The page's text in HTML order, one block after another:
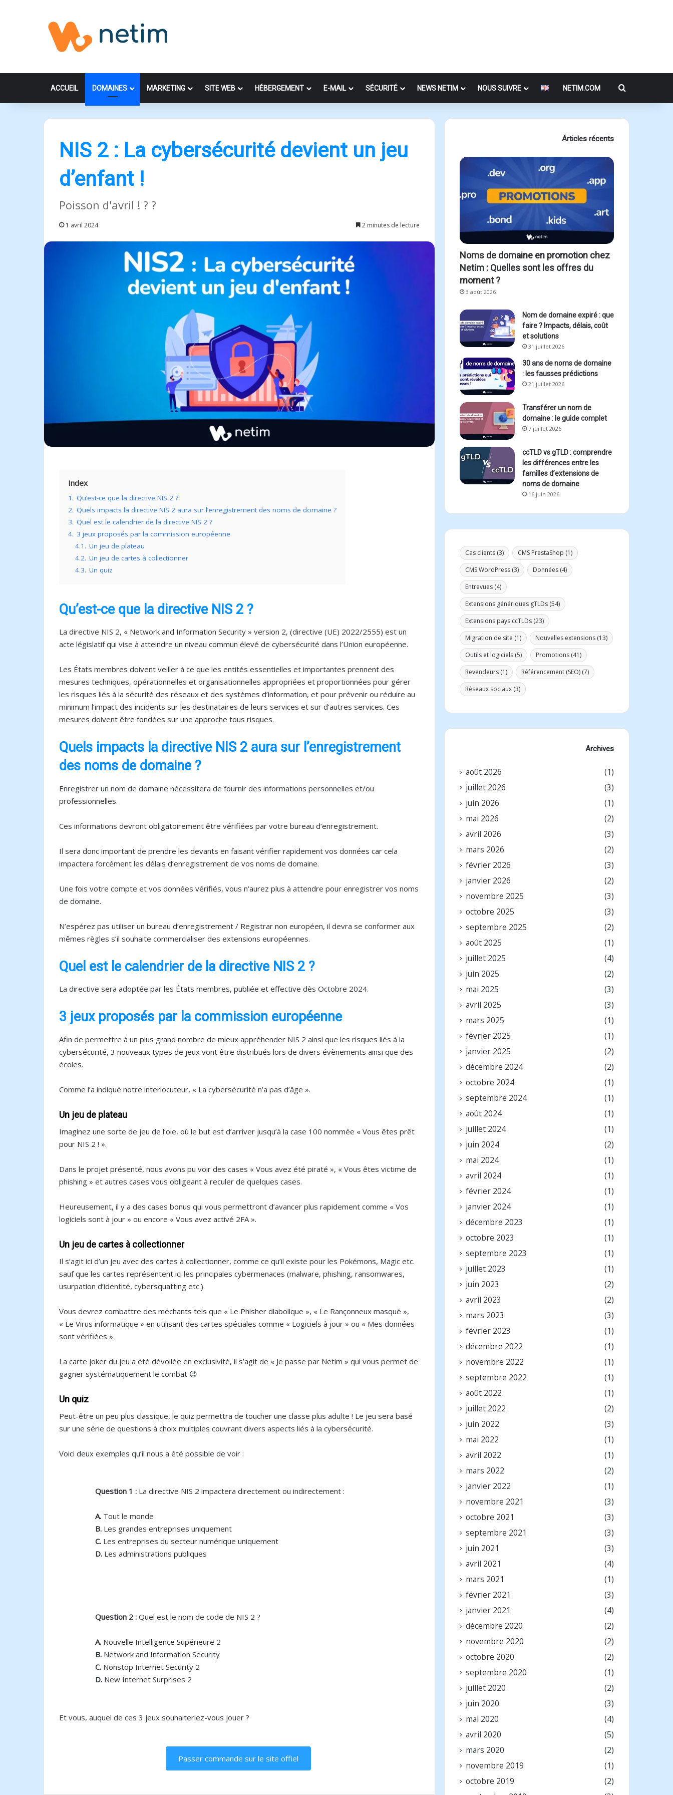
ACCUEIL DOMAINES MARKETING SITE WEB HÉBERGEMENT E-MAIL SÉCURITÉ NEWS NETIM NOUS SUIVRE NETIM.COM Rechercher
NIS 2 : La cybersécurité devient un jeu
d’enfant !
Poisson d'avril ! ? ?
1 avril 2024 2 minutes de lecture
Index
1. Qu’est-ce que la directive NIS 2 ?
2. Quels impacts la directive NIS 2 aura sur l’enregistrement des noms de domaine ?
3. Quel est le calendrier de la directive NIS 2 ?
4. 3 jeux proposés par la commission européenne
4.1. Un jeu de plateau
4.2. Un jeu de cartes à collectionner
4.3. Un quiz
Qu’est-ce que la directive NIS 2 ?
La directive NIS 2, « Network and Information Security » version 2, (directive (UE) 2022/2555) est un
acte législatif qui vise à atteindre un niveau commun élevé de cybersécurité dans l’Union européenne.
Les États membres doivent veiller à ce que les entités essentielles et importantes prennent des
mesures techniques, opérationnelles et organisationnelles appropriées et proportionnées pour gérer
les risques liés à la sécurité des réseaux et des systèmes d’information, et pour prévenir ou réduire au
minimum l’impact des incidents sur les destinataires de leurs services et sur d’autres services. Ces
mesures doivent être fondées sur une approche tous risques.
Quels impacts la directive NIS 2 aura sur l’enregistrement
des noms de domaine ?
Enregistrer un nom de domaine nécessitera de fournir des informations personnelles et/ou
professionnelles.
Ces informations devront obligatoirement être vérifiées par votre bureau d’enregistrement.
Il sera donc important de prendre les devants en faisant vérifier rapidement vos données car cela
impactera forcément les délais d’enregistrement de vos noms de domaine.
Une fois votre compte et vos données vérifiés, vous n’aurez plus à attendre pour enregistrer vos noms
de domaine.
N’espérez pas utiliser un bureau d’enregistrement / Registrar non européen, il devra se conformer aux
mêmes règles s’il souhaite commercialiser des extensions européennes.
Quel est le calendrier de la directive NIS 2 ?
La directive sera adoptée par les États membres, publiée et effective dès Octobre 2024.
3 jeux proposés par la commission européenne
Afin de permettre à un plus grand nombre de mieux appréhender NIS 2 ainsi que les risques liés à la
cybersécurité, 3 nouveaux types de jeux vont être distribués lors de divers évènements ainsi que des
écoles.
Comme l’a indiqué notre interlocuteur, « La cybersécurité n’a pas d’âge ».
Un jeu de plateau
Imaginez une sorte de jeu de l’oie, où le but est d’arriver jusqu’à la case 100 nommée « Vous êtes prêt
pour NIS 2 ! ».
Dans le projet présenté, nous avons pu voir des cases « Vous avez été piraté », « Vous êtes victime de
phishing » et autres cases vous obligeant à reculer de quelques cases.
Heureusement, il y a des cases bonus qui vous permettront d’avancer plus rapidement comme « Vos
logiciels sont à jour » ou encore « Vous avez activé 2FA ».
Un jeu de cartes à collectionner
Il s’agit ici d’un jeu avec des cartes à collectionner, comme ce qu’il existe pour les Pokémons, Magic etc.
sauf que les cartes représentent ici les principales cybermenaces (malware, phishing, ransomwares,
usurpation d’identité, cybersquatting etc.).
Vous devrez combattre des méchants tels que « Le Phisher diabolique », « Le Rançonneux masqué »,
« Le Virus informatique » en utilisant des cartes spéciales comme « Logiciels à jour » ou « Mes données
sont vérifiées ».
La carte joker du jeu a été dévoilée en exclusivité, il s’agit de « Je passe par Netim » qui vous permet de
gagner systématiquement le combat 😉
Un quiz
Peut-être un peu plus classique, le quiz permettra de toucher une classe plus adulte ! Le jeu sera basé
sur une série de questions à choix multiples couvrant divers aspects liés à la cybersécurité.
Voici deux exemples qu’il nous a été possible de voir :
Question 1 : La directive NIS 2 impactera directement ou indirectement :
A. Tout le monde
B. Les grandes entreprises uniquement
C. Les entreprises du secteur numérique uniquement
D. Les administrations publiques
Question 2 : Quel est le nom de code de NIS 2 ?
A. Nouvelle Intelligence Supérieure 2
B. Network and Information Security
C. Nonstop Internet Security 2
D. New Internet Surprises 2
Et vous, auquel de ces 3 jeux souhaiteriez-vous jouer ?
Passer commande sur le site offiel
Articles récents
Noms de domaine en promotion chez
Netim : Quelles sont les offres du
moment ?
3 août 2026
Nom de domaine expiré : que
faire ? Impacts, délais, coût
et solutions
31 juillet 2026
30 ans de noms de domaine
: les fausses prédictions
21 juillet 2026
Transférer un nom de
domaine : le guide complet
7 juillet 2026
ccTLD vs gTLD : comprendre
les différences entre les
familles d’extensions de
noms de domaine
16 juin 2026
Cas clients (3) CMS PrestaShop (1)
CMS WordPress (3) Données (4)
Entrevues (4)
Extensions génériques gTLDs (54)
Extensions pays ccTLDs (23)
Migration de site (1) Nouvelles extensions (13)
Outils et logiciels (5) Promotions (41)
Revendeurs (1) Référencement (SEO) (7)
Réseaux sociaux (3)
Archives
août 2026
(1)
juillet 2026
(3)
juin 2026
(1)
mai 2026
(2)
avril 2026
(3)
mars 2026
(2)
février 2026
(3)
janvier 2026
(2)
novembre 2025
(3)
octobre 2025
(3)
septembre 2025
(2)
août 2025
(1)
juillet 2025
(4)
juin 2025
(2)
mai 2025
(3)
avril 2025
(3)
mars 2025
(1)
février 2025
(1)
janvier 2025
(2)
décembre 2024
(2)
octobre 2024
(1)
septembre 2024
(1)
août 2024
(1)
juillet 2024
(1)
juin 2024
(2)
mai 2024
(1)
avril 2024
(1)
février 2024
(1)
janvier 2024
(1)
décembre 2023
(1)
octobre 2023
(1)
septembre 2023
(1)
juillet 2023
(1)
juin 2023
(2)
avril 2023
(2)
mars 2023
(3)
février 2023
(1)
décembre 2022
(1)
novembre 2022
(1)
septembre 2022
(1)
août 2022
(1)
juillet 2022
(2)
juin 2022
(3)
mai 2022
(1)
avril 2022
(1)
mars 2022
(2)
janvier 2022
(1)
novembre 2021
(3)
octobre 2021
(3)
septembre 2021
(3)
juin 2021
(3)
avril 2021
(4)
mars 2021
(1)
février 2021
(3)
janvier 2021
(4)
décembre 2020
(2)
novembre 2020
(2)
octobre 2020
(2)
septembre 2020
(1)
juillet 2020
(2)
juin 2020
(3)
mai 2020
(4)
avril 2020
(5)
mars 2020
(2)
novembre 2019
(1)
octobre 2019
(2)